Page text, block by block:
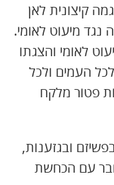
קיצונית לאן
מיעוט לאומי.
לאומי והצגתו
העמים ולכל
פטור מלקח
ובגזענות,
עם הכחשת